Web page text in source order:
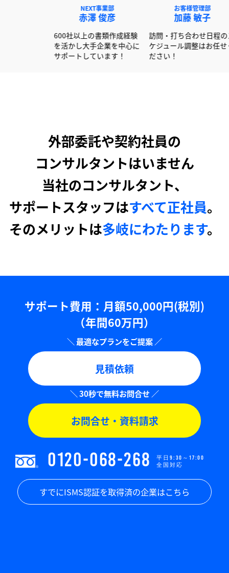
訪問・打ち
ケジュール
600社以上の書類作成経験
を活かし大手企業を中心に
サポートしています！
の書類作成・チェッ
・品質管理はお任せくだ
外部委託や契約社員の
コンサルタントはいません
当社のコンサルタント、
サポートスタッフはすべて正社員。
そのメリットは多岐にわたります。
サポート費用：⽉額50,000円(税別)
（年間60万円）
見積依頼
お問合せ・資料請求
0120-068-268
平日9:30～17:00
全国対応
すでにISMS認証を取得済の企業はこちら